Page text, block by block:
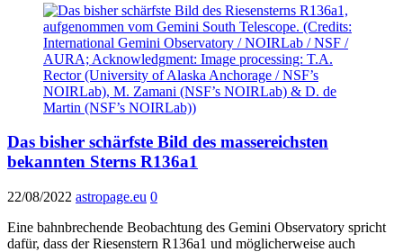
Das bisher schärfste Bild des massereichsten
bekannten Sterns R136a1
22/08/2022 astropage.eu 0
Eine bahnbrechende Beobachtung des Gemini Observatory spricht
dafür, dass der Riesenstern R136a1 und möglicherweise auch